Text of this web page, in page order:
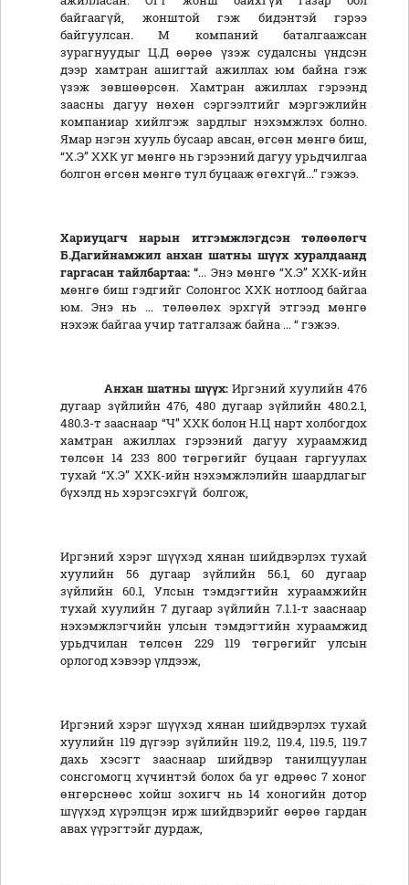
байгаагүй, жонштой гэж бидэнтэй гэрээ
байгуулсан. М компаний баталгаажсан
зурагнуудыг Ц.Д өөрөө үзэж судалсны үндсэн
дээр хамтран ашигтай ажиллах юм байна гэж
үзэж зөвшөөрсөн. Хамтран ажиллах гэрээнд
заасны дагуу нөхөн сэргээлтийг мэргэжлийн
компаниар хийлгэж зардлыг нэхэмжлэх болно.
Ямар нэгэн хууль бусаар авсан, өгсөн мөнгө биш,
“Х.Э” ХХК уг мөнгө нь гэрээний дагуу урьдчилгаа
болгон өгсөн мөнгө тул буцааж өгөхгүй...” гэжээ.
Хариуцагч нарын итгэмжлэгдсэн төлөөлөгч
Б.Дагийнамжил анхан шатны шүүх хуралдаанд
гаргасан тайлбартаа: “... Энэ мөнгө “Х.Э” ХХК-ийн
мөнгө биш гэдгийг Солонгос ХХК нотлоод байгаа
юм. Энэ нь ... төлөөлөх эрхгүй этгээд мөнгө
нэхэж байгаа учир татгалзаж байна ... “ гэжээ.
Анхан шатны шүүх: Иргэний хуулийн 476
дугаар зүйлийн 476, 480 дугаар зүйлийн 480.2.1,
480.3-т зааснаар “Ч” ХХК болон Н.Ц нарт холбогдох
хамтран ажиллах гэрээний дагуу хураамжид
төлсөн 14 233 800 төгрөгийг буцаан гаргуулах
тухай “Х.Э” ХХК-ийн нэхэмжлэлийн шаардлагыг
бүхэлд нь хэрэгсэхгүй болгож,
Иргэний хэрэг шүүхэд хянан шийдвэрлэх тухай
хуулийн 56 дугаар зүйлийн 56.1, 60 дугаар
зүйлийн 60.1, Улсын тэмдэгтийн хураамжийн
тухай хуулийн 7 дугаар зүйлийн 7.1.1-т зааснаар
нэхэмжлэгчийн улсын тэмдэгтийн хураамжид
урьдчилан төлсөн 229 119 төгрөгийг улсын
орлогод хэвээр үлдээж,
Иргэний хэрэг шүүхэд хянан шийдвэрлэх тухай
хуулийн 119 дүгээр зүйлийн 119.2, 119.4, 119.5, 119.7
дахь хэсэгт зааснаар шийдвэр танилцуулан
сонсгомогц хүчинтэй болох ба уг өдрөөс 7 хоног
өнгөрснөөс хойш зохигч нь 14 хоногийн дотор
шүүхэд хүрэлцэн ирж шийдвэрийг өөрөө гардан
авах үүрэгтэйг дурдаж,